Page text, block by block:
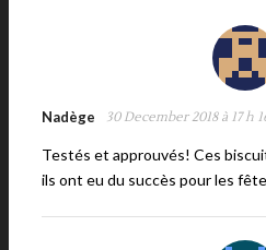
Nadège 30 December 2018 à 17 h
Testés et approuvés! Ces
ils ont eu du succès pour les